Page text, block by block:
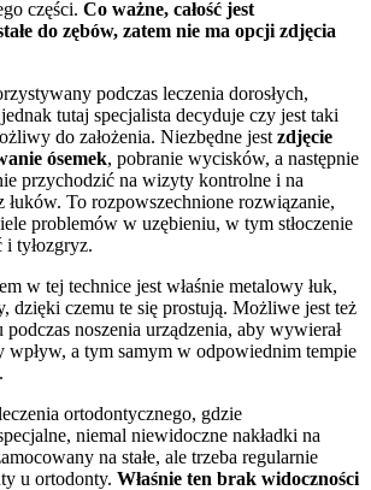
części. Co ważne, całość jest
do zębów, zatem nie ma opcji zdjęcia
podczas leczenia dorosłych,
tutaj specjalista decyduje czy jest taki
do założenia. Niezbędne jest zdjęcie
ósemek, pobranie wycisków, a następnie
przychodzić na wizyty kontrolne i na
łuków. To rozpowszechnione rozwiązanie,
problemów w uzębieniu, w tym stłoczenie
i tyłozgryz.
w tej technice jest właśnie metalowy łuk,
dzięki czemu te się prostują. Możliwe jest też
noszenia urządzenia, aby wywierał
wpływ, a tym samym w odpowiednim tempie
ortodontycznego, gdzie
niemal niewidoczne nakładki na
na stałe, ale trzeba regularnie
u ortodonty. Właśnie ten brak widoczności